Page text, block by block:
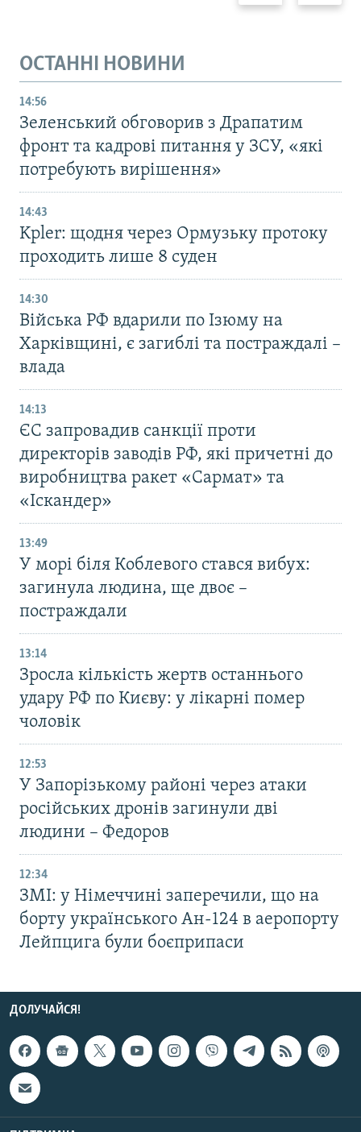
ОСТАННІ НОВИНИ
14:56
Зеленський обговорив з Драпатим
фронт та кадрові питання у ЗСУ, «які
потребують вирішення»
14:43
Kpler: щодня через Ормузьку протоку
проходить лише 8 суден
14:30
Війська РФ вдарили по Ізюму на
Харківщині, є загиблі та постраждалі –
влада
14:13
ЄС запровадив санкції проти
директорів заводів РФ, які причетні до
виробництва ракет «Сармат» та
«Іскандер»
13:49
У морі біля Коблевого стався вибух:
загинула людина, ще двоє –
постраждали
13:14
Зросла кількість жертв останнього
удару РФ по Києву: у лікарні помер
чоловік
12:53
У Запорізькому районі через атаки
російських дронів загинули дві
людини – Федоров
12:34
ЗМІ: у Німеччині заперечили, що на
борту українського Ан-124 в аеропорту
Лейпцига були боєприпаси
ДОЛУЧАЙСЯ!